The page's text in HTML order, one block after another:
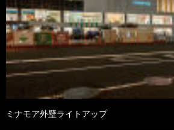
ミナモア外壁ライトアップ